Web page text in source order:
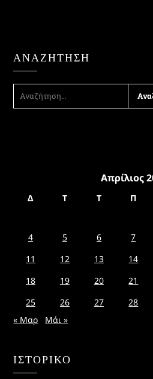
ΑΝΑΖΉΤΗΣΗ
ΑΝΑΖΉΤΗΣΗ
Απρίλιος
Δ Τ Τ Π
4
5 6 7
11
12 13 14
18
19 20 21
25
26 27 28
« Μαρ
Μάι »
ΙΣΤΟΡΙΚΌ